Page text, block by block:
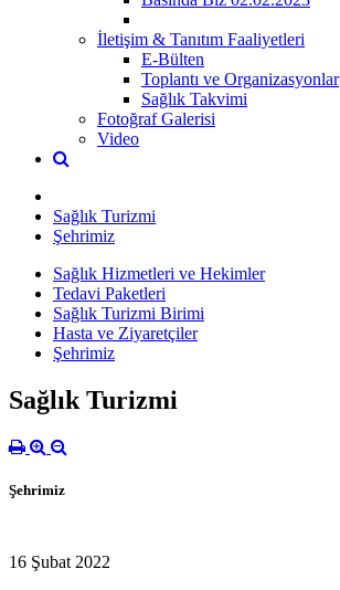
İletişim & Tanıtım Faaliyetleri
E-Bülten
Toplantı ve Organizasyonlar
Sağlık Takvimi
Fotoğraf Galerisi
Video
Sağlık Turizmi
Şehrimiz
Sağlık Hizmetleri ve Hekimler
Tedavi Paketleri
Sağlık Turizmi Birimi
Hasta ve Ziyaretçiler
Şehrimiz
Sağlık Turizmi
Şehrimiz
16 Şubat 2022